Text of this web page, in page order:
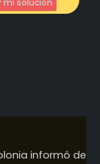
mi solución
informó de